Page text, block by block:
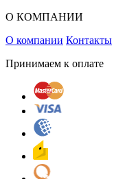
О КОМПАНИИ
О компании Контакты
Принимаем к оплате